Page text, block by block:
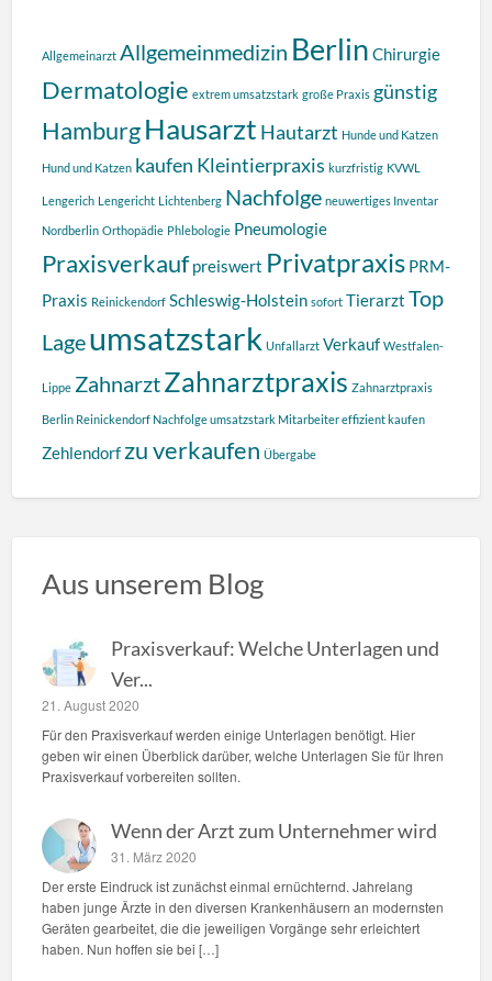
Allgemeinarzt Allgemeinmedizin Berlin Chirurgie
Dermatologie extrem umsatzstark große Praxis günstig
HamburgHausarzt Hautarzt Hunde und Katzen
Hund und Katzen kaufen Kleintierpraxis kurzfristig KVWL
Lengerich Lengericht Lichtenberg Nachfolge neuwertiges Inventar
Nordberlin Orthopädie Phlebologie Pneumologie
Praxisverkauf preiswert Privatpraxis PRM-
Praxis Reinickendorf Schleswig-Holstein sofort Tierarzt Top
Lageumsatzstark Unfallarzt Verkauf Westfalen-
Lippe ZahnarztZahnarztpraxis Zahnarztpraxis
Berlin Reinickendorf Nachfolge umsatzstark Mitarbeiter effizient kaufen
Zehlendorf zu verkaufen Übergabe
Aus unserem Blog
Praxisverkauf: Welche Unterlagen und
Ver...
21. August 2020
Für den Praxisverkauf werden einige Unterlagen benötigt. Hier
geben wir einen Überblick darüber, welche Unterlagen Sie für Ihren
Praxisverkauf vorbereiten sollten.
Wenn der Arzt zum Unternehmer wird
31. März 2020
Der erste Eindruck ist zunächst einmal ernüchternd. Jahrelang
haben junge Ärzte in den diversen Krankenhäusern an modernsten
Geräten gearbeitet, die die jeweiligen Vorgänge sehr erleichtert
haben. Nun hoffen sie bei […]